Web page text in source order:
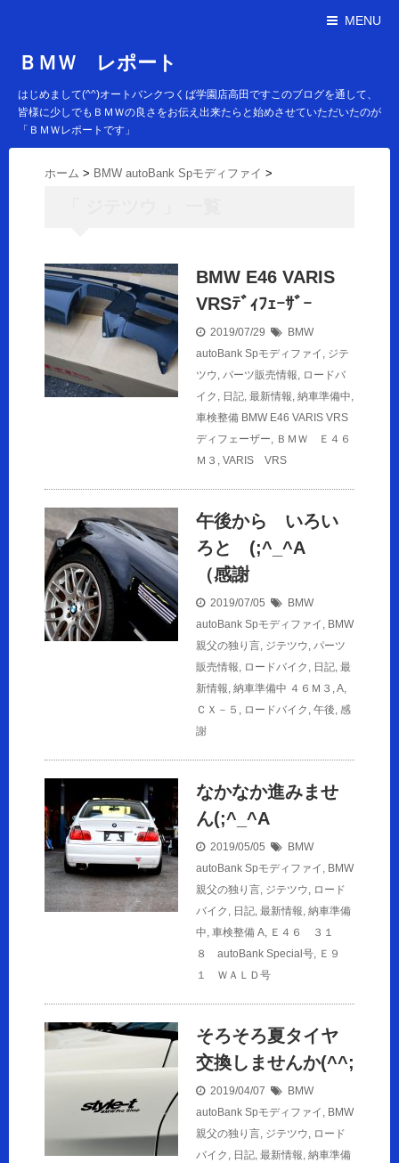
MENU
ＢＭＷ レポート
はじめまして(^^)オートバンクつくば学園店高田ですこのブログを通して、
皆様に少しでもＢＭＷの良さをお伝え出来たらと始めさせていただいたのが
「ＢＭＷレポートです」
ホーム > BMW autoBank Spモディファイ >
BMW E46 VARIS
VRSﾃﾞｨﾌｪｰｻﾞｰ
2019/07/29
BMW
autoBank Spモディファイ , ジテ
ツウ, パーツ販売情報, ロードバ
イク , 日記, 最新情報, 納車準備中,
車検整備 BMW E46 VARIS VRS
ディフェーザー, ＢＭＷ Ｅ４６
Ｍ３ , VARIS VRS
午後から いろい
ろと (;^_^A
（感謝
2019/07/05
BMW
autoBank Spモディファイ , BMW
親父の独り言, ジテツウ, パーツ
販売情報, ロードバイク , 日記, 最
新情報, 納車準備中 ４６Ｍ３ ,A,
ＣＸ－５ , ロードバイク , 午後, 感
謝
なかなか進みませ
ん(;^_^A
2019/05/05
BMW
autoBank Spモディファイ , BMW
親父の独り言, ジテツウ, ロード
バイク , 日記, 最新情報, 納車準備
中, 車検整備 A, Ｅ４６ ３１
８ autoBank Special号, Ｅ９
１ ＷＡＬＤ号
そろそろ夏タイヤ
交換しませんか(^^;
2019/04/07
BMW
autoBank Spモディファイ , BMW
親父の独り言, ジテツウ, ロード
バイク , 日記, 最新情報, 納車準備